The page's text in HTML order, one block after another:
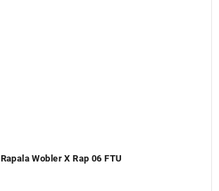
Rapala Wobler X Rap 06 FTU